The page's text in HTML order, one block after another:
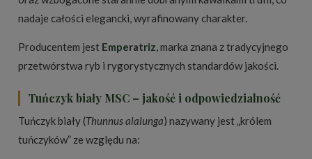
nadaje całości elegancki, wyrafinowany charakter.
Producentem jest Emperatriz, marka znana z tradycyjnego
przetwórstwa ryb i rygorystycznych standardów jakości.
Tuńczyk biały MSC – jakość i odpowiedzialność
Tuńczyk biały (Thunnus alalunga) nazywany jest „królem
tuńczyków” ze względu na: